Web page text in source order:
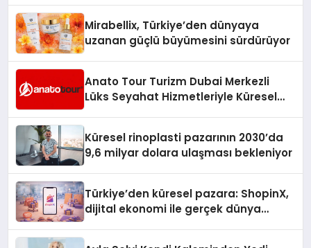
Mirabellix, Türkiye’den dünyaya
uzanan güçlü büyümesini sürdürüyor
Anato Tour Turizm Dubai Merkezli
Lüks Seyahat Hizmetleriyle Küresel
Küresel rinoplasti pazarının 2030’da
9,6 milyar dolara ulaşması bekleniyor
Türkiye’den küresel pazara: ShopinX,
dijital ekonomi ile gerçek dünya